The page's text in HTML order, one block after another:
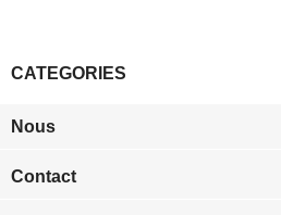
CATEGORIES
Nous
Contact